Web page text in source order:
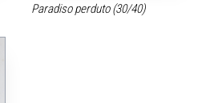
Paradiso perduto (30/40)